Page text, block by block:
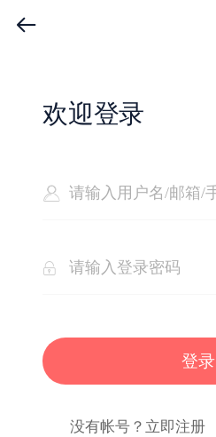
欢迎登录
登录
没有帐号？立即注册